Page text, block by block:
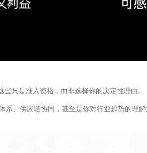
只是准入资格，而非选择你的决定性理由。
、供应链协同，甚至是你对行业趋势的理